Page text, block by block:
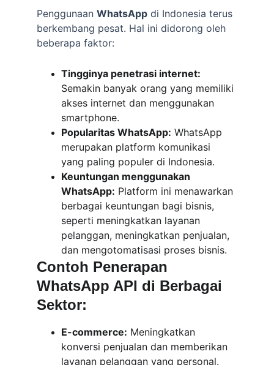
Penggunaan WhatsApp di Indonesia terus
berkembang pesat. Hal ini didorong oleh
beberapa faktor:
Tingginya penetrasi internet:
Semakin banyak orang yang memiliki
akses internet dan menggunakan
smartphone.
Popularitas WhatsApp: WhatsApp
merupakan platform komunikasi
yang paling populer di Indonesia.
Keuntungan menggunakan
WhatsApp: Platform ini menawarkan
berbagai keuntungan bagi bisnis,
seperti meningkatkan layanan
pelanggan, meningkatkan penjualan,
dan mengotomatisasi proses bisnis.
Contoh Penerapan
WhatsApp API di Berbagai
Sektor:
E-commerce: Meningkatkan
konversi penjualan dan memberikan
layanan pelanggan yang personal.